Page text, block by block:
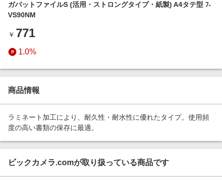
エンタメ
ペット・花・DIY・車
旅行・レジャー・ホテル予約
生活・お役立ち
金融・マネー・保険
デジタルコンテンツ
楽天サービス特集
旅行特集
お中元特集2026
とことん買い物チャレンジ
Apple公式サイト×楽天カード分割払い
ガバットファイルS (活用・ストロングタイプ・紙製) A4タテ型 ﾌ-
VS90NM
￥ 771
1.0%
商品情報
ラミネート加工により、耐久性・耐水性に優れたタイプ。使用頻
度の高い書類の保存に最適。
ビックカメラ.comが取り扱っている商品です